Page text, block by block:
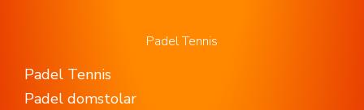
Padel Tennis
Padel Tennis
Padel domstolar